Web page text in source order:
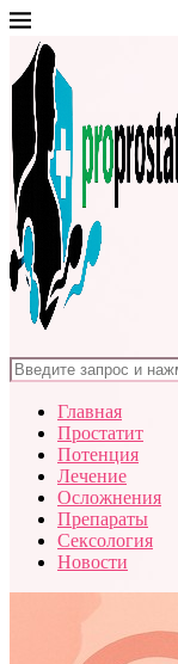
Главная
Простатит
Потенция
Лечение
Осложнения
Препараты
Сексология
Новости